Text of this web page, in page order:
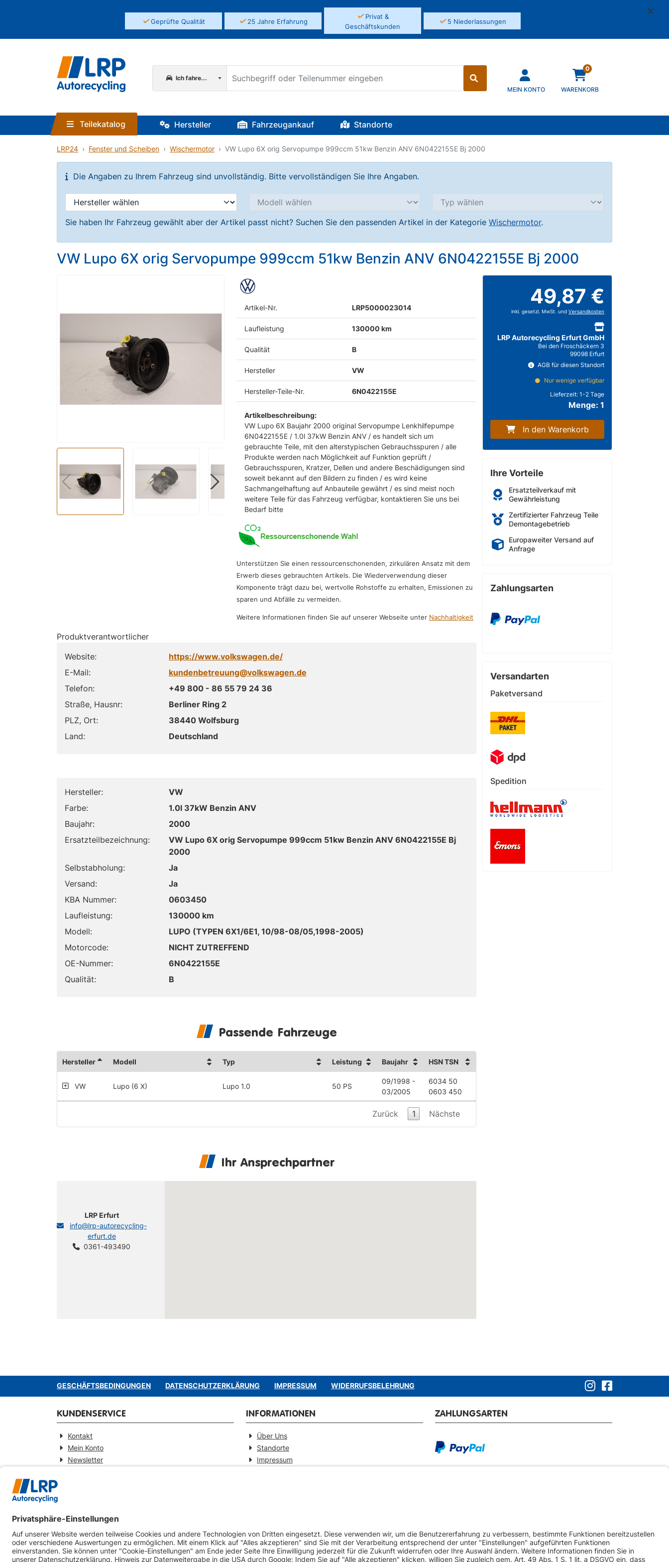
✓Geprüfte Qualität ✓25 Jahre Erfahrung
✓Privat &
Geschäftskunden
✓5 Niederlassungen
Ich fahre...
MEIN KONTO
0
WARENKORB
Teilekatalog Hersteller Fahrzeugankauf Standorte
LRP24 Fenster und Scheiben Wischermotor VW Lupo 6X orig Servopumpe 999ccm 51kw Benzin ANV 6N0422155E Bj 2000
Die Angaben zu Ihrem Fahrzeug sind unvollständig. Bitte vervollständigen Sie Ihre Angaben.
Sie haben Ihr Fahrzeug gewählt aber der Artikel passt nicht? Suchen Sie den passenden Artikel in der Kategorie Wischermotor.
VW Lupo 6X orig Servopumpe 999ccm 51kw Benzin ANV 6N0422155E Bj 2000
Artikel-Nr. LRP5000023014
Laufleistung 130000 km
Qualität B
Hersteller VW
Hersteller-Teile-Nr. 6N0422155E
Artikelbeschreibung:
VW Lupo 6X Baujahr 2000 original Servopumpe Lenkhilfepumpe
6N0422155E / 1.0l 37kW Benzin ANV / es handelt sich um
gebrauchte Teile, mit den alterstypischen Gebrauchsspuren / alle
Produkte werden nach Möglichkeit auf Funktion geprüft /
Gebrauchsspuren, Kratzer, Dellen und andere Beschädigungen sind
soweit bekannt auf den Bildern zu finden / es wird keine
Sachmangelhaftung auf Anbauteile gewährt / es sind meist noch
weitere Teile für das Fahrzeug verfügbar, kontaktieren Sie uns bei
Bedarf bitte
Unterstützen Sie einen ressourcenschonenden, zirkulären Ansatz mit dem
Erwerb dieses gebrauchten Artikels. Die Wiederverwendung dieser
Komponente trägt dazu bei, wertvolle Rohstoffe zu erhalten, Emissionen zu
sparen und Abfälle zu vermeiden.
Weitere Informationen finden Sie auf unserer Webseite unter Nachhaltigkeit
Produktverantwortlicher
Website:
https://www.volkswagen.de/
E-Mail:
kundenbetreuung@volkswagen.de
Telefon:
+49 800 - 86 55 79 24 36
Straße, Hausnr:
Berliner Ring 2
PLZ, Ort:
38440 Wolfsburg
Land:
Deutschland
Hersteller:
VW
Farbe:
1.0l 37kW Benzin ANV
Baujahr:
2000
Ersatzteilbezeichnung:
VW Lupo 6X orig Servopumpe 999ccm 51kw Benzin ANV 6N0422155E Bj
2000
Selbstabholung:
Ja
Versand:
Ja
KBA Nummer:
0603450
Laufleistung:
130000 km
Modell:
LUPO (TYPEN 6X1/6E1, 10/98-08/05,1998-2005)
Motorcode:
NICHT ZUTREFFEND
OE-Nummer:
6N0422155E
Qualität:
B
Passende Fahrzeuge
Hersteller Modell Typ Leistung Baujahr HSN TSN
VW Lupo (6 X) Lupo 1.0 50 PS
09/1998 -
03/2005
6034 50
0603 450
Zurück 1 Nächste
Ihr Ansprechpartner
LRP Erfurt
info@lrp-autorecycling-
erfurt.de
0361-493490
49,87 €
inkl. gesetzl. MwSt. und Versandkosten
LRP Autorecycling Erfurt GmbH
Bei den Froschäckern 3
99098 Erfurt
AGB für diesen Standort
Nur wenige verfügbar
Lieferzeit: 1-2 Tage
Menge: 1
In den Warenkorb
Ihre Vorteile
Ersatzteilverkauf mit
Gewährleistung
Zertifizierter Fahrzeug Teile
Demontagebetrieb
Europaweiter Versand auf
Anfrage
Zahlungsarten
Versandarten
Paketversand
Spedition
GESCHÄFTSBEDINGUNGEN DATENSCHUTZERKLÄRUNG IMPRESSUM WIDERRUFSBELEHRUNG
KUNDENSERVICE
Kontakt
Mein Konto
Newsletter
INFORMATIONEN
Über Uns
Standorte
Impressum
ZAHLUNGSARTEN
Webseitenbetreiber
LRP-Autorecycling Magdeburg GmbH
Am Zweigkanal 9
Ersatzteilverkauf mit Gewährleistung
Zertifizierter Fahrzeug-Demontagebetrieb
Umweltschonende Werkstattentsorgungen
Paketversand Spedition